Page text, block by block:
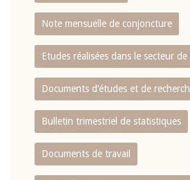
Note mensuelle de conjoncture
Etudes réalisées dans le secteur
Documents d’études et de
Bulletin trimestriel de statistiques
Documents de travail